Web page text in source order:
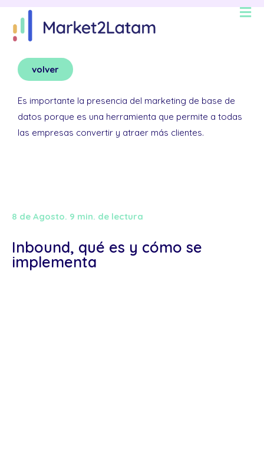
volver
Es importante la presencia del marketing de base de
datos porque es una herramienta que permite a todas
las empresas convertir y atraer más clientes.
8 de Agosto. 9 min. de lectura
Inbound, qué es y cómo se
implementa